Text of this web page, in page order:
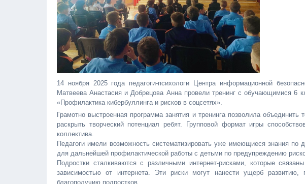
14 ноября 2025 года педагоги-психологи Центра информационной
Матвеева Анастасия и Добрецова Анна провели тренинг с обучающимися
«Профилактика кибербуллинга и рисков в соцсетях».
Грамотно выстроенная программа занятия и тренинга позволила объединить
раскрыть творческий потенциал ребят. Групповой формат игры
коллектива.
Педагоги имели возможность систематизировать уже имеющиеся знания по
для дальнейшей профилактической работы с детьми по предупреждению
Подростки сталкиваются с различными интернет-рисками, которые
зависимостью от интернета. Эти риски могут нанести ущерб развитию,
благополучию подростков.